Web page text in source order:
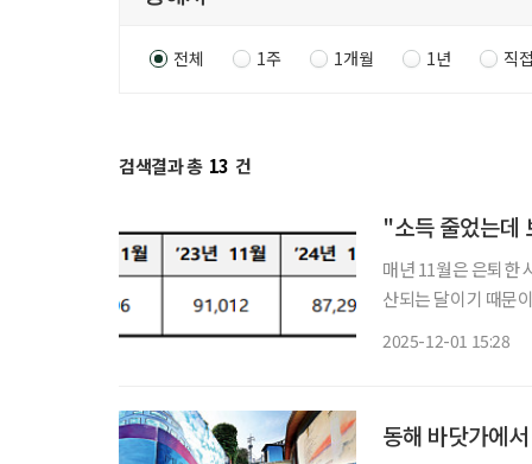
전체 1주 1개월 1년 직
검색결과 총 13 건
"소득 줄었는데
매년 11월은 은퇴한
산되는 달이기 때문
2025-12-01 15:28
동해 바닷가에